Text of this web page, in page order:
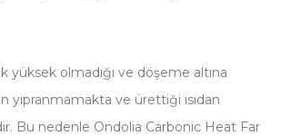
yüksek olmadığı ve döşeme altına
yıpranmamakta ve ürettiği ısıdan
Bu nedenle Ondolia Carbonic Heat Far